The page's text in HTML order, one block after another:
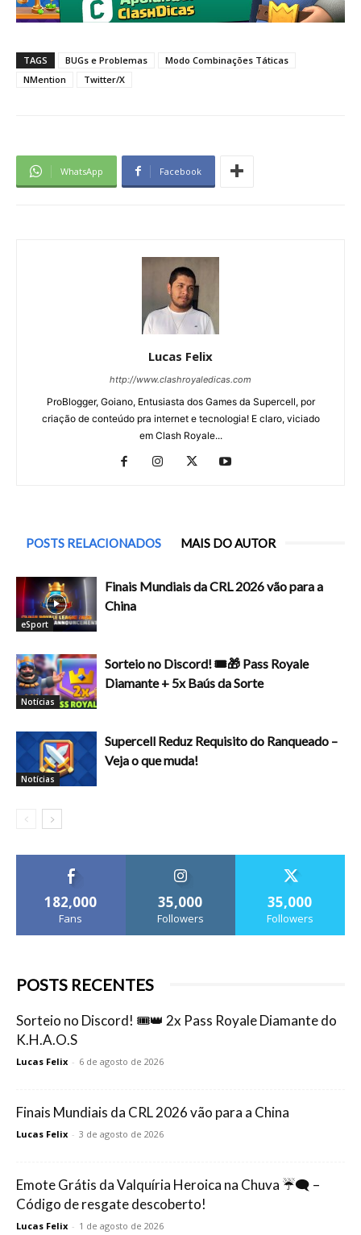
TAGS BUGs e Problemas
Modo Combinações Táticas
NMention
Twitter/X
WhatsApp Facebook
Lucas Felix
http://www.clashroyaledicas.com
ProBlogger, Goiano, Entusiasta dos Games da Supercell, por
criação de conteúdo pra internet e tecnologia! E claro, viciado
em Clash Royale...
POSTS RELACIONADOS MAIS DO AUTOR
eSport
Finais Mundiais da CRL 2026 vão para a
China
Notícias
Sorteio no Discord! 🎟️🎁 Pass Royale
Diamante + 5x Baús da Sorte
Notícias
Supercell Reduz Requisito do Ranqueado –
Veja o que muda!
182,000
Fans
35,000
Followers
35,000
Followers
POSTS RECENTES
Sorteio no Discord! 🎟️👑 2x Pass Royale Diamante do
K.H.A.O.S
Lucas Felix - 6 de agosto de 2026
Finais Mundiais da CRL 2026 vão para a China
Lucas Felix - 3 de agosto de 2026
Emote Grátis da Valquíria Heroica na Chuva ☔🗨️ –
Código de resgate descoberto!
Lucas Felix - 1 de agosto de 2026